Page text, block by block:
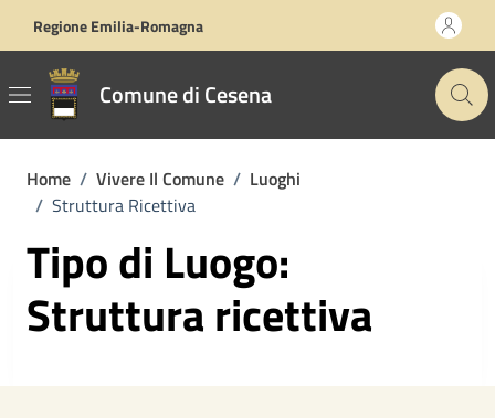
Regione Emilia-Romagna
Comune di Cesena
Home / Vivere Il Comune / Luoghi
/ Struttura Ricettiva
Tipo di Luogo:
Struttura ricettiva